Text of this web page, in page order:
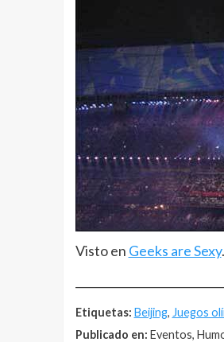
Visto en Geeks are Sexy.
Etiquetas: Beijing, Juegos
Publicado en: Eventos,